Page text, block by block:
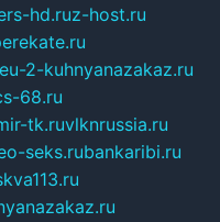
hd.ruz-host.ru
2-kuhnyanazakaz.ru
68.ru
tk.ruvlknrussia.ru
seks.rubankaribi.ru